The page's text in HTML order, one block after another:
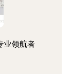
业领航者